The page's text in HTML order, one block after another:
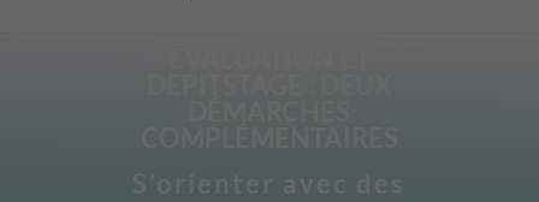
S’orienter avec des